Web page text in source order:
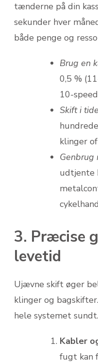
tænderne på din
sekunder hver
både penge og
Brug en
0,5 %
10-
Skift i
klinger
Genbrug
udtjente
3. Præcise
levetid
Ujævne skift øger
klinger og
hele systemet sundt.
Kabler
fugt kan